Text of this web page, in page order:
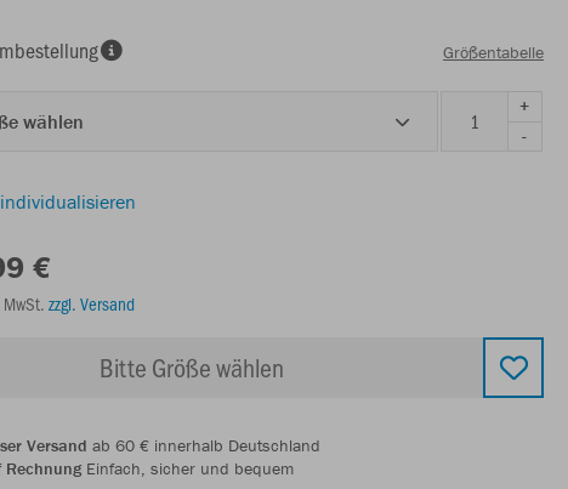
Größentabelle
wählen
+
-
€
zzgl. Versand
Bitte Größe wählen
Versand ab 60 € innerhalb Deutschland
RechnungEinfach, sicher und bequem